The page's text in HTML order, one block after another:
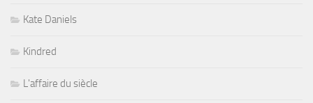
Kate Daniels
Kindred
L'affaire du siècle